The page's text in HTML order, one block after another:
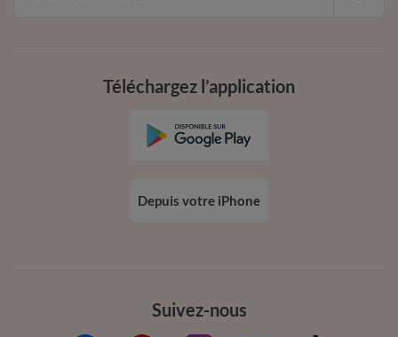
Suivez-nous
Téléchargez l’application
Depuis votre iPhone